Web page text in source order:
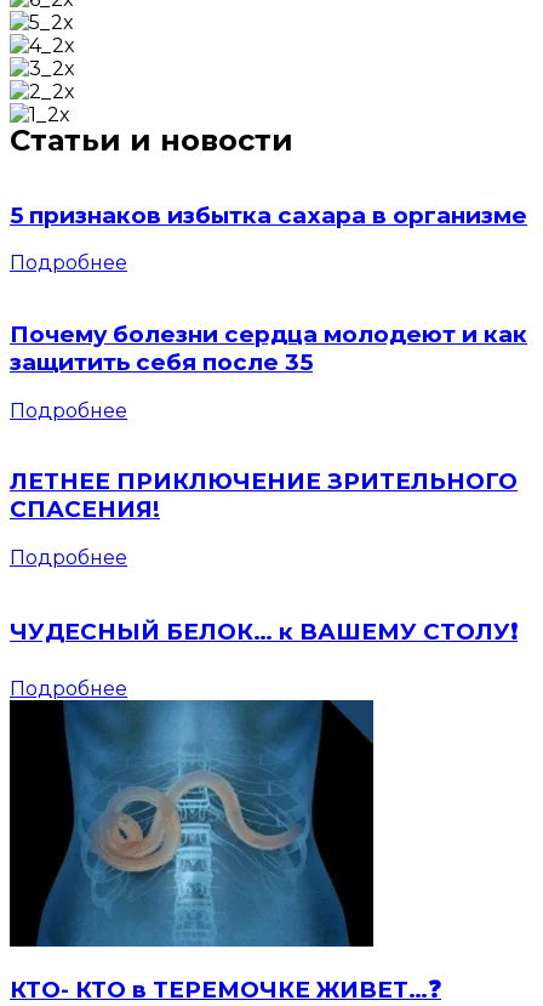
Статьи и новости
5 признаков избытка сахара в организме
Подробнее
Почему болезни сердца молодеют и как
защитить себя после 35
Подробнее
ЛЕТНЕЕ ПРИКЛЮЧЕНИЕ ЗРИТЕЛЬНОГО
СПАСЕНИЯ!
Подробнее
ЧУДЕСНЫЙ БЕЛОК… к ВАШЕМУ СТОЛУ❗️
Подробнее
КТО- КТО в ТЕРЕМОЧКЕ ЖИВЕТ…❓